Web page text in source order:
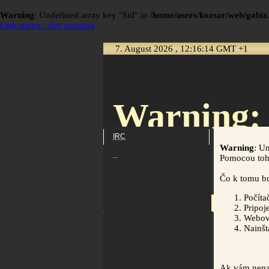
Warning: Undefined array key "$id" in /home/users/kozsar/web/
Link menu - dev purpose
7. August 2026 , 12:16:14 GMT +1
Warning:
/home/
IRC
...
Warning:
Pomocou
Čo k tomu